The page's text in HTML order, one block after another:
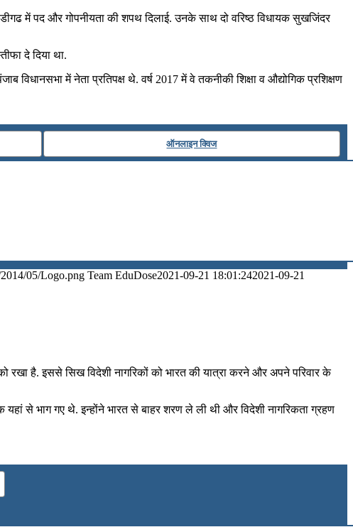
में पद और गोपनीयता की शपथ दिलाई. उनके साथ दो वरिष्‍ठ विधायक सुखजिंदर
दे दिया था.
में नेता प्रतिपक्ष थे. वर्ष 2017 में वे तकनीकी शिक्षा व औद्योगिक प्रशिक्षण
ऑनलाइन क्विज
05/Logo.png Team EduDose2021-09-21 18:01:242021-09-21
रखा है. इससे सिख विदेशी नागरिकों को भारत की यात्रा करने और अपने परिवार के
से भाग गए थे. इन्‍होंने भारत से बाहर शरण ले ली थी और विदेशी नागरिकता ग्रहण